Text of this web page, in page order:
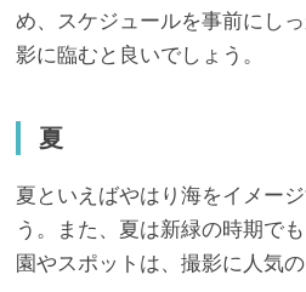
め、スケジュールを事前にし
影に臨むと良いでしょう。
夏
夏といえばやはり海をイメー
う。また、夏は新緑の時期で
園やスポットは、撮影に人気